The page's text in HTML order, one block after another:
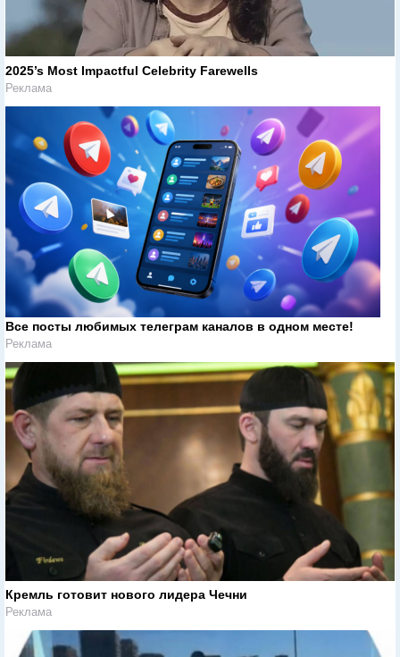
2025’s Most Impactful Celebrity Farewells
Реклама
Все посты любимых телеграм каналов в одном месте!
Реклама
Кремль готовит нового лидера Чечни
Реклама